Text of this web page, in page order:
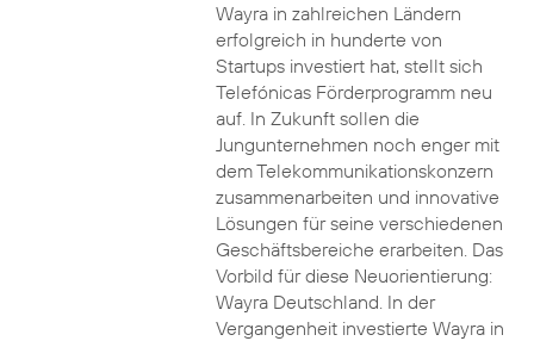
Wayra in zahlreichen Ländern
erfolgreich in hunderte von
Startups investiert hat, stellt sich
Telefónicas Förderprogramm neu
auf. In Zukunft sollen die
Jungunternehmen noch enger mit
dem Telekommunikationskonzern
zusammenarbeiten und innovative
Lösungen für seine verschiedenen
Geschäftsbereiche erarbeiten. Das
Vorbild für diese Neuorientierung:
Wayra Deutschland. In der
Vergangenheit investierte Wayra in